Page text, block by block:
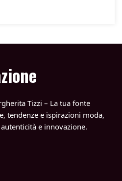
Tizzi – La tua fonte
tendenze e ispirazioni moda,
e innovazione.